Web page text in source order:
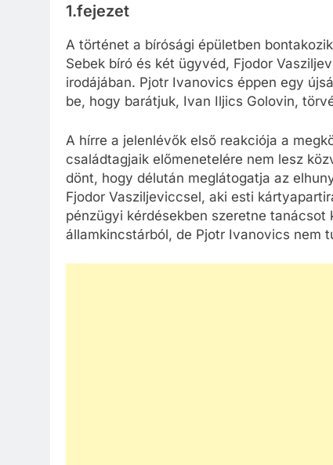
1.fejezet
A történet a bírósági épületben
Sebek bíró és két ügyvéd, Fjodor
irodájában. Pjotr Ivanovics éppen egy
be, hogy barátjuk, Ivan Iljics Golovin,
A hírre a jelenlévők első reakciója a
családtagjaik előmenetelére nem lesz
dönt, hogy délután meglátogatja az
Fjodor Vasziljeviccsel, aki esti
pénzügyi kérdésekben szeretne
államkincstárból, de Pjotr Ivanovics nem